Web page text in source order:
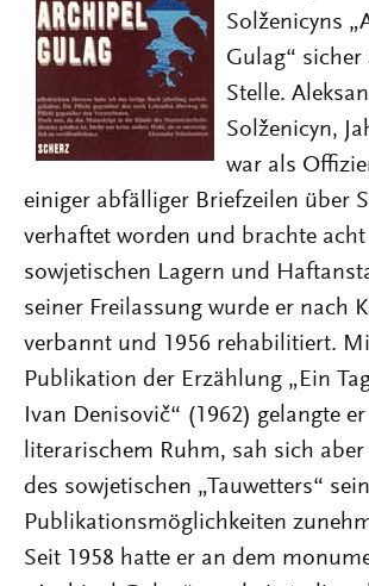
Solženicyns
Gulag“
Stelle.
Solženicyn,
war als
einiger abfälliger Briefzeilen über
verhaftet worden und brachte acht
sowjetischen Lagern und
seiner Freilassung wurde er nach
verbannt und 1956 rehabilitiert.
Publikation der Erzählung „Ein
Ivan Denisovič“ (1962) gelangte
literarischem Ruhm, sah sich
des sowjetischen „Tauwetters“
Publikationsmöglichkeiten
Seit 1958 hatte er an dem